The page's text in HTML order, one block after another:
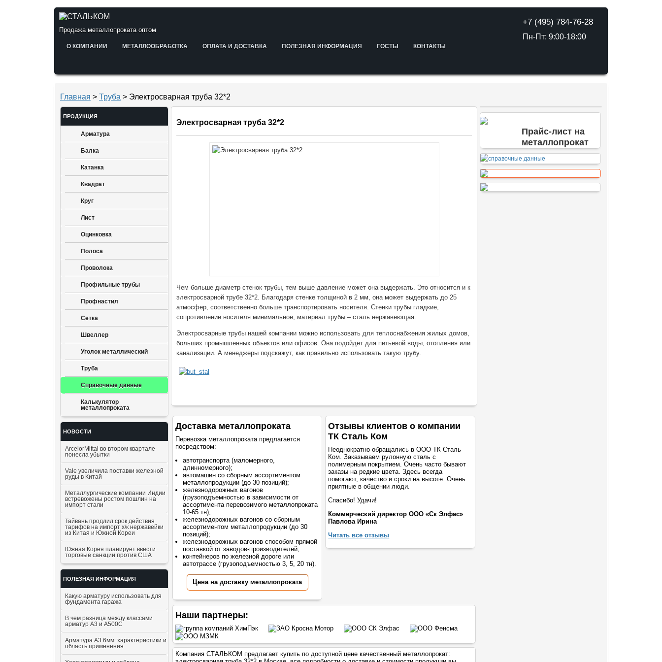
+7 (495) 784-76-28
Пн-Пт: 9:00-18:00
Продажа металлопроката оптом
О КОМПАНИИ МЕТАЛЛООБРАБОТКА ОПЛАТА И ДОСТАВКА ПОЛЕЗНАЯ ИНФОРМАЦИЯ ГОСТЫ КОНТАКТЫ
Главная > Труба > Электросварная труба 32*2
ПРОДУКЦИЯ
Арматура
Балка
Катанка
Квадрат
Круг
Лист
Оцинковка
Полоса
Проволока
Профильные трубы
Профнастил
Сетка
Швеллер
Уголок металлический
Труба
Справочные данные
Калькулятор
металлопроката
НОВОСТИ
ArcelorMittal во втором квартале
понесла убытки
Vale увеличила поставки железной
руды в Китай
Металлургические компании Индии
встревожены ростом пошлин на
импорт стали
Тайвань продлил срок действия
тарифов на импорт х/к нержавейки
из Китая и Южной Кореи
Южная Корея планирует ввести
торговые санкции против США
ПОЛЕЗНАЯ ИНФОРМАЦИЯ
Какую арматуру использовать для
фундамента гаража
В чем разница между классами
арматур А3 и А500С
Арматура А3 6мм: характеристики и
область применения
Электросварная труба 32*2
Чем больше диаметр стенок трубы, тем выше давление может она выдержать. Это относится и к
электросварной трубе 32*2. Благодаря стенке толщиной в 2 мм, она может выдержать до 25
атмосфер, соответственно больше транспортировать носителя. Стенки трубы гладкие,
сопротивление носителя минимальное, материал трубы – сталь нержавеющая.
Электросварные трубы нашей компании можно использовать для теплоснабжения жилых домов,
больших промышленных объектов или офисов. Она подойдет для питьевой воды, отопления или
канализации. А менеджеры подскажут, как правильно использовать такую трубу.
Доставка металлопроката
Перевозка металлопроката предлагается
посредством:
автотранспорта (маломерного,
длинномерного);
автомашин со сборным ассортиментом
металлопродукции (до 30 позиций);
железнодорожных вагонов
(грузоподъемностью в зависимости от
ассортимента перевозимого металлопроката
10-65 тн);
железнодорожных вагонов со сборным
ассортиментом металлопродукции (до 30
позиций);
железнодорожных вагонов способом прямой
поставкой от заводов-производителей;
контейнеров по железной дороге или
автотрассе (грузоподъемностью 3, 5, 20 тн).
Цена на доставку металлопроката
Отзывы клиентов о компании
ТК Сталь Ком
Неоднократно обращались в ООО ТК Сталь
Ком. Заказываем рулонную сталь с
полимерным покрытием. Очень часто бывают
заказы на редкие цвета. Здесь всегда
помогают, качество и сроки на высоте. Очень
приятные в общении люди.
Спасибо! Удачи!
Коммерческий директор ООО «Ск Элфас»
Павлова Ирина
Читать все отзывы
Наши партнеры:
Компания СТАЛЬКОМ предлагает купить по доступной цене качественный металлопрокат:
Прайс-лист на
металлопрокат